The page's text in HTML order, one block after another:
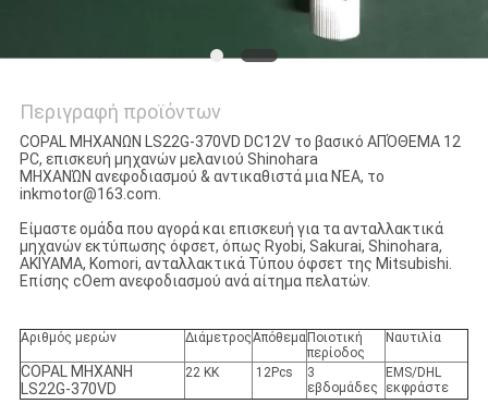
Περιγραφή προϊόντων
COPAL ΜΗΧΑΝΩΝ LS22G-370VD DC12V το βασικό ΑΠΌΘΕΜΑ 12
PC, επισκευή μηχανών μελανιού Shinohara
ΜΗΧΑΝΏΝ ανεφοδιασμού & αντικαθιστά μια ΝΈΑ, το
inkmotor@163.com.
Είμαστε ομάδα που αγορά και επισκευή για τα ανταλλακτικά
μηχανών εκτύπωσης όφσετ, όπως Ryobi, Sakurai, Shinohara,
AKIYAMA, Komori, ανταλλακτικά Τύπου όφσετ της Mitsubishi.
Επίσης cOem ανεφοδιασμού ανά αίτημα πελατών.
Αριθμός μερών ΔιάμετροςΑπόθεμα Ποιοτική
περίοδος
Ναυτιλία
COPAL ΜΗΧΑΝΗ
LS22G-370VD
22 ΚΚ 12Pcs
3
εβδομάδες
EMS/DHL
εκφράστε